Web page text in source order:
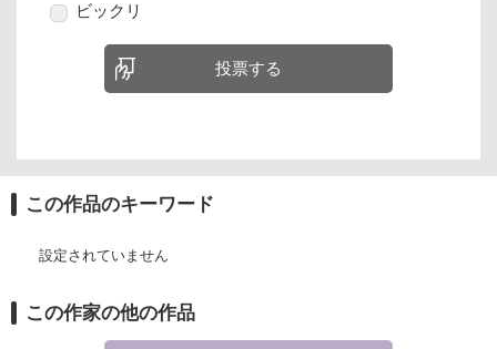
ビックリ
投票する
この作品のキーワード
設定されていません
この作家の他の作品